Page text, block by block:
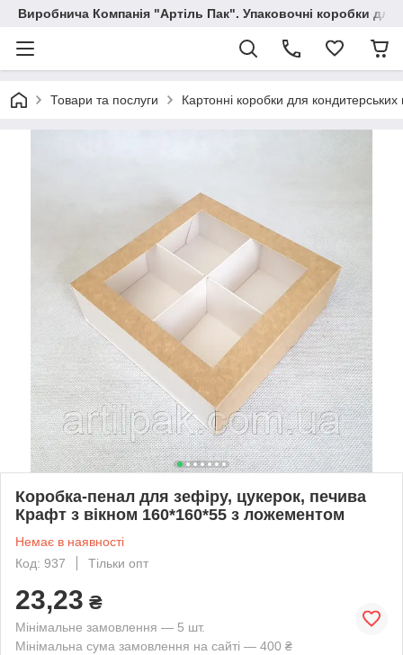
Виробнича Компанія "Артіль Пак". Упаковочні коробки для
Товари та послуги Картонні коробки для кондитерських
Коробка-пенал для зефіру, цукерок, печива
Крафт з вікном 160*160*55 з ложементом
Немає в наявності
Код: 937
Тільки опт
23,23 ₴
Мінімальне замовлення — 5 шт.
Мінімальна сума замовлення на сайті — 400 ₴